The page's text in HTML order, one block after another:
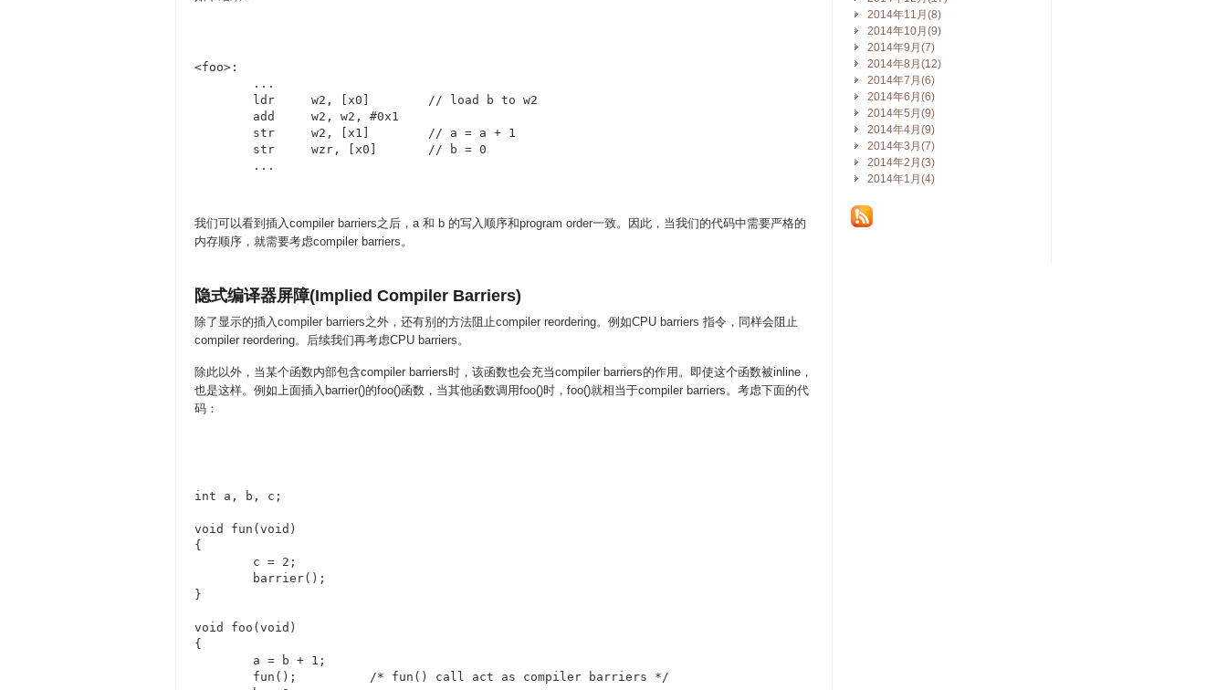
<foo>:
	...
我们可以看到插入compiler barriers之后，a 和 b 的写入顺序和program order一致。因此，当我们的代码中需要严格的
内存顺序，就需要考虑compiler barriers。
隐式编译器屏障(Implied Compiler Barriers)
除了显示的插入compiler barriers之外，还有别的方法阻止compiler reordering。例如CPU barriers 指令，同样会阻止
compiler reordering。后续我们再考虑CPU barriers。
除此以外，当某个函数内部包含compiler barriers时，该函数也会充当compiler barriers的作用。即使这个函数被inline，
也是这样。例如上面插入barrier()的foo()函数，当其他函数调用foo()时，foo()就相当于compiler barriers。考虑下面的代
码：
int a, b, c;
void fun(void)
{
}
void foo(void)
{
2014年11月(8)
2014年10月(9)
2014年9月(7)
2014年8月(12)
2014年7月(6)
2014年6月(6)
2014年5月(9)
2014年4月(9)
2014年3月(7)
2014年2月(3)
2014年1月(4)